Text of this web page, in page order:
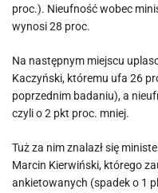
proc.). Nieufność wobec
wynosi 28 proc.
Na następnym miejscu
Kaczyński, któremu ufa 26
poprzednim badaniu), a
czyli o 2 pkt proc. mniej.
Tuż za nim znalazł się
Marcin Kierwiński, którego
ankietowanych (spadek o 1